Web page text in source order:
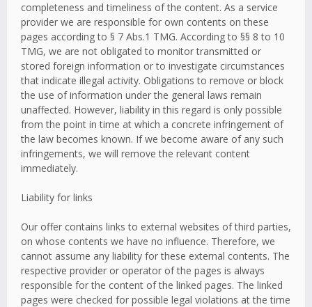
completeness and timeliness of the content. As a service
provider we are responsible for own contents on these
pages according to § 7 Abs.1 TMG. According to §§ 8 to 10
TMG, we are not obligated to monitor transmitted or
stored foreign information or to investigate circumstances
that indicate illegal activity. Obligations to remove or block
the use of information under the general laws remain
unaffected. However, liability in this regard is only possible
from the point in time at which a concrete infringement of
the law becomes known. If we become aware of any such
infringements, we will remove the relevant content
immediately.
Liability for links
Our offer contains links to external websites of third parties,
on whose contents we have no influence. Therefore, we
cannot assume any liability for these external contents. The
respective provider or operator of the pages is always
responsible for the content of the linked pages. The linked
pages were checked for possible legal violations at the time